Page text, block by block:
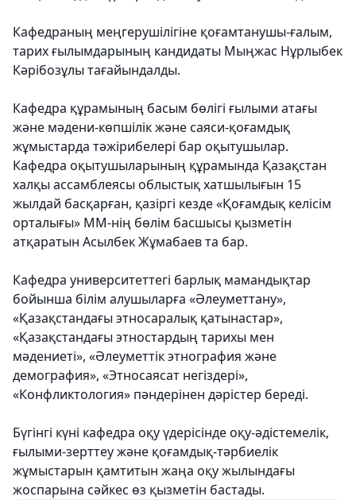
Кафедраның меңгерушілігіне қоғамтанушы-ғалым,
тарих ғылымдарының кандидаты Мыңжас Нұрлыбек
Кәрібозұлы тағайындалды.
Кафедра құрамының басым бөлігі ғылыми атағы
және мәдени-көпшілік және саяси-қоғамдық
жұмыстарда тәжірибелері бар оқытушылар.
Кафедра оқытушыларының құрамында Қазақстан
халқы ассамблеясы облыстық хатшылығын 15
жылдай басқарған, қазіргі кезде «Қоғамдық келісім
орталығы» ММ-нің бөлім басшысы қызметін
атқаратын Асылбек Жұмабаев та бар.
Кафедра университеттегі барлық мамандықтар
бойынша білім алушыларға «Әлеуметтану»,
«Қазақстандағы этносаралық қатынастар»,
«Қазақстандағы этностардың тарихы мен
мәдениеті», «Әлеуметтік этнография және
демография», «Этносаясат негіздері»,
«Конфликтология» пәндерінен дәрістер береді.
Бүгінгі күні кафедра оқу үдерісінде оқу-әдістемелік,
ғылыми-зерттеу және қоғамдық-тәрбиелік
жұмыстарын қамтитын жаңа оқу жылындағы
жоспарына сәйкес өз қызметін бастады.